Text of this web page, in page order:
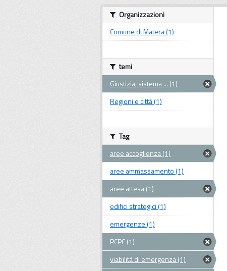
Organizzazioni
Comune di Matera (1)
temi
Giustizia, sistema ... (1)
Regioni e città (1)
Tag
aree accoglienza (1)
aree ammassamento (1)
aree attesa (1)
edifici strategici (1)
emergenze (1)
PCPC (1)
viabilità di emergenza (1)